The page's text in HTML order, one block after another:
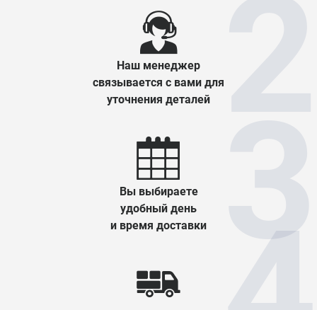
Наш менеджер
связывается с вами для
уточнения деталей
Вы выбираете
удобный день
и время доставки